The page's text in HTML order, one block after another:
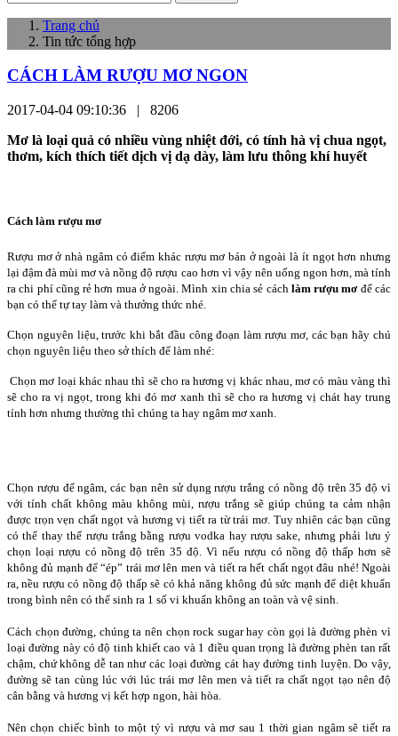
Trang chủ
Tin tức tổng hợp
CÁCH LÀM RƯỢU MƠ NGON
2017-04-04 09:10:36 | 8206
Mơ là loại quả có nhiều vùng nhiệt đới, có tính hà vị chua ngọt,
thơm, kích thích tiết dịch vị dạ dày, làm lưu thông khí huyết
Cách làm rượu mơ
Rượu mơ ở nhà ngâm có điểm khác rượu mơ bán ở ngoài là ít ngọt hơn nhưng
lại đậm đà mùi mơ và nồng độ rượu cao hơn vì vậy nên uống ngon hơn, mà tính
ra chi phí cũng rẻ hơn mua ở ngoài. Mình xin chia sẻ cách làm rượu mơ để các
bạn có thể tự tay làm và thưởng thức nhé.
Chọn nguyên liệu, trước khi bắt đầu công đoạn làm rượu mơ, các bạn hãy chú
chọn nguyên liệu theo sở thích để làm nhé:
Chọn mơ loại khác nhau thì sẽ cho ra hương vị khác nhau, mơ có màu vàng thì
sẽ cho ra vị ngọt, trong khi đó mơ xanh thì sẽ cho ra hương vị chát hay trung
tính hơn nhưng thường thì chúng ta hay ngâm mơ xanh.
Chọn rượu để ngâm, các bạn nên sử dụng rượu trắng có nồng độ trên 35 độ vì
với tính chất không màu không mùi, rượu trắng sẽ giúp chúng ta cảm nhận
được trọn vẹn chất ngọt và hương vị tiết ra từ trái mơ. Tuy nhiên các bạn cũng
có thể thay thế rượu trắng bằng rượu vodka hay rượu sake, nhưng phải lưu ý
chọn loại rượu có nồng độ trên 35 độ. Vì nếu rượu có nồng độ thấp hơn sẽ
không đủ mạnh để “ép” trái mơ lên men và tiết ra hết chất ngọt đâu nhé! Ngoài
ra, nều rượu có nồng độ thấp sẽ có khả năng không đủ sức mạnh để diệt khuẩn
trong bình nên có thể sinh ra 1 số vi khuẩn không an toàn và vệ sinh.
Cách chọn đường, chúng ta nên chọn rock sugar hay còn gọi là đường phèn vì
loại đường này có độ tinh khiết cao và 1 điều quan trọng là đường phèn tan rất
chậm, chứ không dễ tan như các loại đường cát hay đường tinh luyện. Do vậy,
đường sẽ tan cùng lúc với lúc trái mơ lên men và tiết ra chất ngọt tạo nên độ
cân bằng và hương vị kết hợp ngon, hài hòa.
Nên chọn chiếc bình to một tý vì rượu và mơ sau 1 thời gian ngâm sẽ tiết ra